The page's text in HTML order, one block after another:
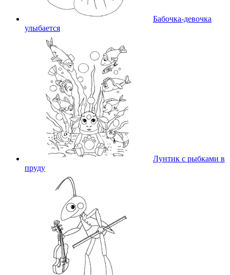
Бабочка-девочка
улыбается
Лунтик с рыбками в
пруду